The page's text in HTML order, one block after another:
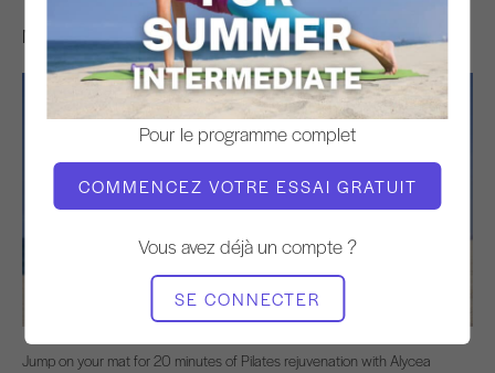
Mat Rejuvenation (24 Mins)
Pour le programme complet
COMMENCEZ VOTRE ESSAI GRATUIT
Vous avez déjà un compte ?
SE CONNECTER
Jump on your mat for 20 minutes of Pilates rejuvenation with Alycea